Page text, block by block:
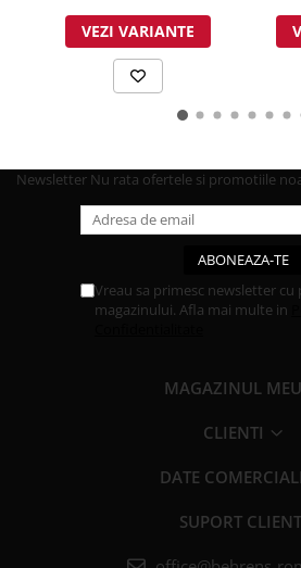
VEZI VARIANTE
Newsletter Nu rata ofertele si promotiile
Vreau sa primesc newsletter
magazinului. Afla mai multe in
MAGAZINUL MEU
CLIENTI
DATE
SUPORT